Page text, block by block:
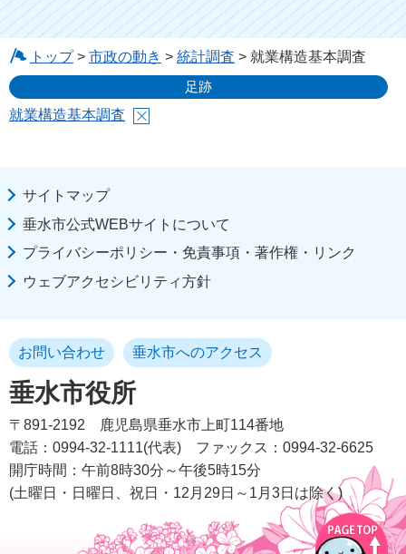
トップ> 市政の動き > 統計調査 > 就業構造基本調査
足跡
就業構造基本調査
サイトマップ
垂水市公式WEBサイトについて
プライバシーポリシー・免責事項・著作権・リンク
ウェブアクセシビリティ方針
垂水市役所
お問い合わせ 垂水市へのアクセス
〒891-2192
鹿児島県垂水市上町114番地
電話：0994-32-1111(代表)
ファックス：0994-32-6625
開庁時間：午前8時30分～午後5時15分
(土曜日・日曜日、祝日・12月29日～1月3日は除く)